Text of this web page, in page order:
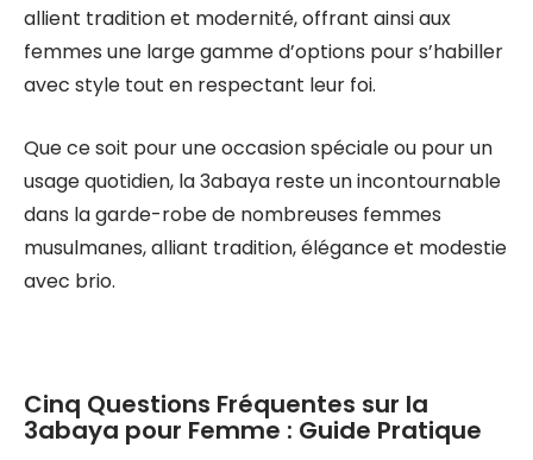
allient tradition et modernité, offrant ainsi aux
femmes une large gamme d’options pour s’habiller
avec style tout en respectant leur foi.
Que ce soit pour une occasion spéciale ou pour un
usage quotidien, la 3abaya reste un incontournable
dans la garde-robe de nombreuses femmes
musulmanes, alliant tradition, élégance et modestie
avec brio.
Cinq Questions Fréquentes sur la
3abaya pour Femme : Guide Pratique